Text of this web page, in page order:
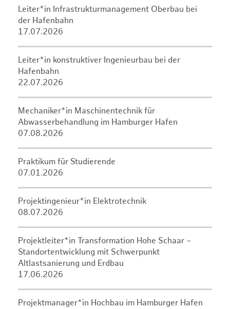
Leiter*in Infrastrukturmanagement Oberbau bei
der Hafenbahn
17.07.2026
Leiter*in konstruktiver Ingenieurbau bei der
Hafenbahn
22.07.2026
Mechaniker*in Maschinentechnik für
Abwasserbehandlung im Hamburger Hafen
07.08.2026
Praktikum für Studierende
07.01.2026
Projektingenieur*in Elektrotechnik
08.07.2026
Projektleiter*in Transformation Hohe Schaar –
Standortentwicklung mit Schwerpunkt
Altlastsanierung und Erdbau
17.06.2026
Projektmanager*in Hochbau im Hamburger Hafen